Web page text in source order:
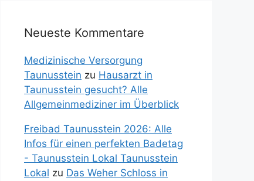
Neueste Kommentare
Medizinische Versorgung
Taunusstein zu Hausarzt in
Taunusstein gesucht? Alle
Allgemeinmediziner im Überblick
Freibad Taunusstein 2026: Alle
Infos für einen perfekten Badetag
- Taunusstein Lokal Taunusstein
Lokal zu Das Weher Schloss in